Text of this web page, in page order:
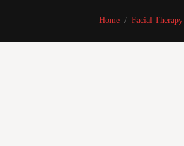
Home / Facial Therapy